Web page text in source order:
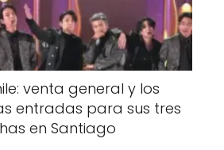
venta general y los
entradas para sus tres
en Santiago